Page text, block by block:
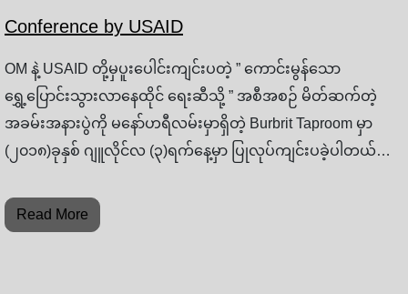
Conference by USAID
OM နဲ့ USAID တို့မှပူးပေါင်းကျင်းပတဲ့ ” ကောင်းမွန်သော
ရွှေ့ပြောင်းသွားလာနေထိုင် ရေးဆီသို့ ” အစီအစဉ် မိတ်ဆက်တဲ့
အခမ်းအနားပွဲကို မနော်ဟရီလမ်းမှာရှိတဲ့ Burbrit Taproom မှာ
(၂၀၁၈)ခုနှစ် ဂျူလိုင်လ (၃)ရက်နေ့မှာ ပြုလုပ်ကျင်းပခဲ့ပါတယ်…
Read More